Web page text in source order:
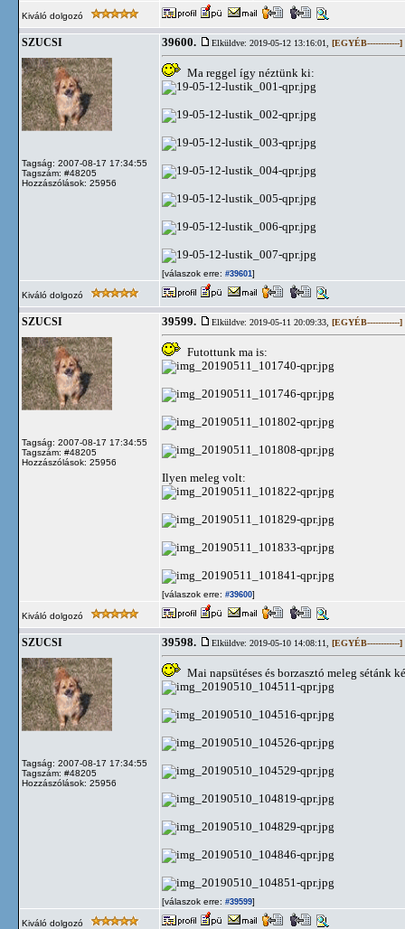
Kiváló dolgozó
SZUCSI
Tagság: 2007-08-17 17:34:55
Tagszám: #48205
Hozzászólások: 25956
39600. Elküldve: 2019-05-12 13:16:01, [EGYÉB------------]
Ma reggel így néztünk ki:
[válaszok erre: #39601]
Kiváló dolgozó
SZUCSI
Tagság: 2007-08-17 17:34:55
Tagszám: #48205
Hozzászólások: 25956
39599. Elküldve: 2019-05-11 20:09:33, [EGYÉB------------]
Futottunk ma is:
Ilyen meleg volt:
[válaszok erre: #39600]
Kiváló dolgozó
SZUCSI
Tagság: 2007-08-17 17:34:55
Tagszám: #48205
Hozzászólások: 25956
39598. Elküldve: 2019-05-10 14:08:11, [EGYÉB------------]
Mai napsütéses és borzasztó meleg sétánk
[válaszok erre: #39599]
Kiváló dolgozó